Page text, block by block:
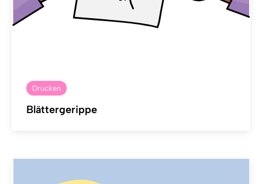
Drucken
Blättergerippe